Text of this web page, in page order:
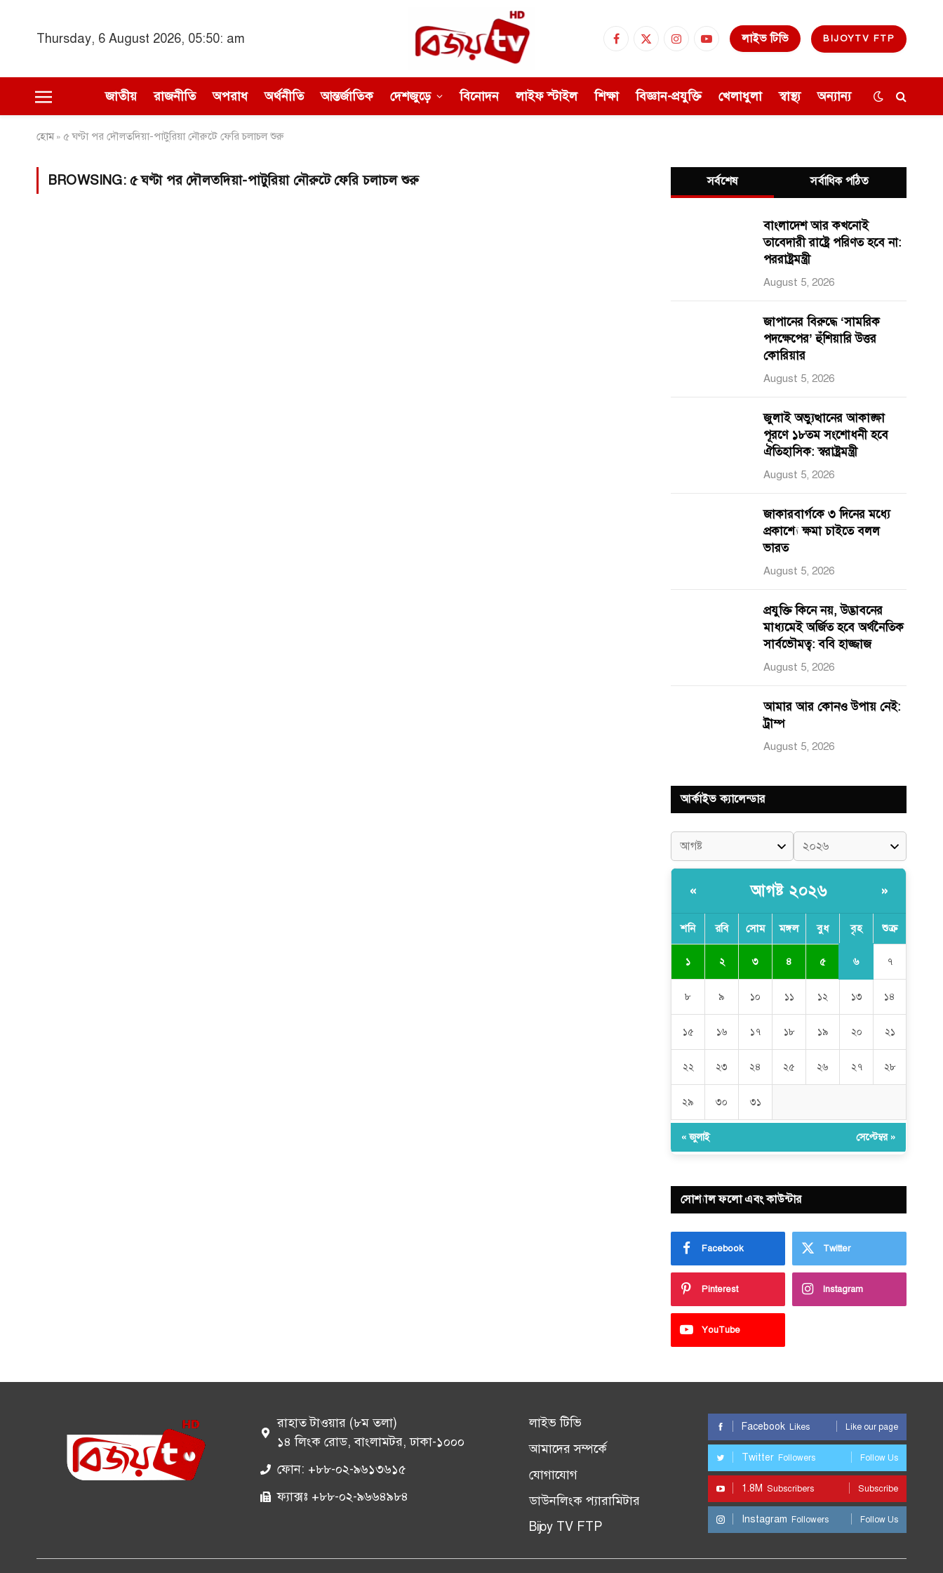
Thursday, 6 August 2026, 05:50: am Facebook
X
InstagramYouTubeলাইভ টিভি BIJOYTV FTP
জাতীয় রাজনীতি অপরাধ অর্থনীতি আন্তর্জাতিক দেশজুড়ে বিনোদন লাইফ স্টাইল শিক্ষা বিজ্ঞান-প্রযুক্তি খেলাধুলা স্বাস্থ্য অন্যান্য
হোম» ৫ ঘণ্টা পর দৌলতদিয়া-পাটুরিয়া নৌরুটে ফেরি চলাচল শুরু
BROWSING: ৫ ঘণ্টা পর দৌলতদিয়া-পাটুরিয়া নৌরুটে ফেরি চলাচল শুরু সর্বশেষ সর্বাধিক পঠিত
বাংলাদেশ আর কখনোই
তাবেদারী রাষ্ট্রে পরিণত হবে না:
পররাষ্ট্রমন্ত্রী
August 5, 2026
জাপানের বিরুদ্ধে ‘সামরিক
পদক্ষেপের’ হুঁশিয়ারি উত্তর
কোরিয়ার
August 5, 2026
জুলাই অভ্যুত্থানের আকাঙ্ক্ষা
পূরণে ১৮তম সংশোধনী হবে
ঐতিহাসিক: স্বরাষ্ট্রমন্ত্রী
August 5, 2026
জাকারবার্গকে ৩ দিনের মধ্যে
প্রকাশ্যে ক্ষমা চাইতে বলল
ভারত
August 5, 2026
প্রযুক্তি কিনে নয়, উদ্ভাবনের
মাধ্যমেই অর্জিত হবে অর্থনৈতিক
সার্বভৌমত্ব: ববি হাজ্জাজ
August 5, 2026
আমার আর কোনও উপায় নেই:
ট্রাম্প
August 5, 2026
আর্কাইভ ক্যালেন্ডার
« আগষ্ট ২০২৬ »
শনি রবি সোম মঙ্গল বুধ বৃহ শুক্র
১ ২ ৩ ৪ ৫ ৬ ৭
৮ ৯ ১০ ১১ ১২ ১৩ ১৪
১৫ ১৬ ১৭ ১৮ ১৯ ২০ ২১
২২ ২৩ ২৪ ২৫ ২৬ ২৭ ২৮
২৯ ৩০ ৩১
« জুলাই সেপ্টেম্বর »
সোশ্যাল ফলো এবং কাউন্টার
Facebook Twitter
Pinterest Instagram
YouTube
রাহাত টাওয়ার (৮ম তলা)
১৪ লিংক রোড, বাংলামটর, ঢাকা-১০০০
ফোন: +৮৮-০২-৯৬১৩৬১৫
ফ্যাক্সঃ +৮৮-০২-৯৬৬৪৯৮৪
লাইভ টিভি
আমাদের সম্পর্কে
যোগাযোগ
ডাউনলিংক প্যারামিটার
Bijoy TV FTP
Facebook Likes Like our page
Twitter Followers Follow Us
1.8M Subscribers Subscribe
Instagram Followers Follow Us